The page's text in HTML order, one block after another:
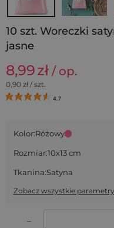
10 szt. Woreczki
jasne
8,99zł / op.
0,90 zł / szt.
4.7
Kolor:Różowy
Rozmiar:10x13 cm
Tkanina:Satyna
Zobacz wszystkie parametry
–